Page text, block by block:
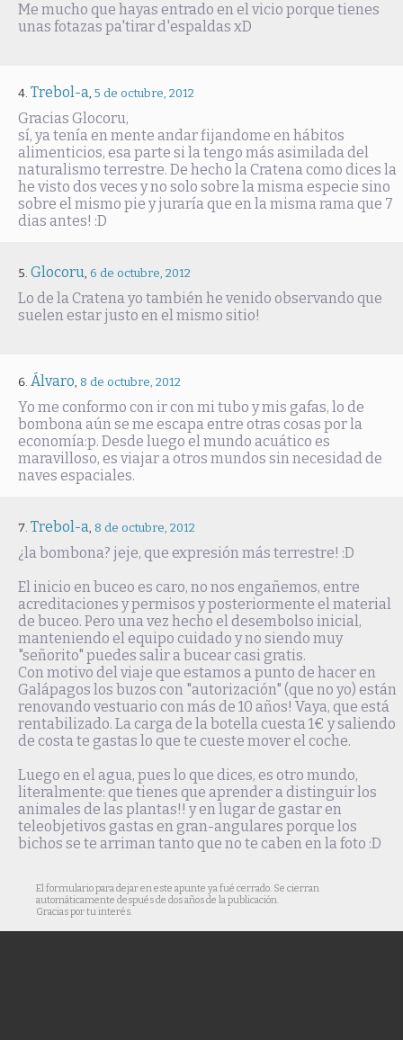
Me mucho que hayas entrado en el vicio porque tienes
unas fotazas pa'tirar d'espaldas xD
Trebol-a, 5 de octubre, 2012
Gracias Glocoru,
sí, ya tenía en mente andar fijandome en hábitos
alimenticios, esa parte si la tengo más asimilada del
naturalismo terrestre. De hecho la Cratena como dices la
he visto dos veces y no solo sobre la misma especie sino
sobre el mismo pie y juraría que en la misma rama que 7
dias antes! :D
Glocoru, 6 de octubre, 2012
Lo de la Cratena yo también he venido observando que
suelen estar justo en el mismo sitio!
Álvaro, 8 de octubre, 2012
Yo me conformo con ir con mi tubo y mis gafas, lo de
bombona aún se me escapa entre otras cosas por la
economía:p. Desde luego el mundo acuático es
maravilloso, es viajar a otros mundos sin necesidad de
naves espaciales.
Trebol-a, 8 de octubre, 2012
¿la bombona? jeje, que expresión más terrestre! :D
El inicio en buceo es caro, no nos engañemos, entre
acreditaciones y permisos y posteriormente el material
de buceo. Pero una vez hecho el desembolso inicial,
manteniendo el equipo cuidado y no siendo muy
"señorito" puedes salir a bucear casi gratis.
Con motivo del viaje que estamos a punto de hacer en
Galápagos los buzos con "autorización" (que no yo) están
renovando vestuario con más de 10 años! Vaya, que está
rentabilizado. La carga de la botella cuesta 1€ y saliendo
de costa te gastas lo que te cueste mover el coche.
Luego en el agua, pues lo que dices, es otro mundo,
literalmente: que tienes que aprender a distinguir los
animales de las plantas!! y en lugar de gastar en
teleobjetivos gastas en gran-angulares porque los
bichos se te arriman tanto que no te caben en la foto :D
El formulario para dejar en este apunte ya fué cerrado. Se cierran
automáticamente después de dos años de la publicación.
Gracias por tu interés.